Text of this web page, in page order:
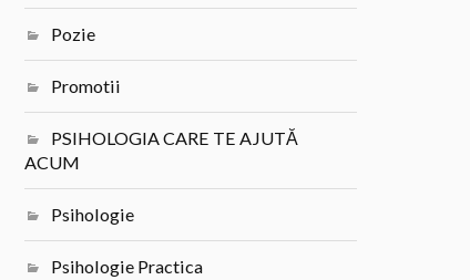
Pozie
Promotii
PSIHOLOGIA CARE TE AJUTĂ
ACUM
Psihologie
Psihologie Practica